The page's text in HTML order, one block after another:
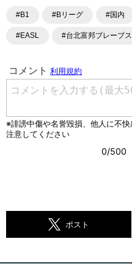
#B1 #Bリーグ #国内
#EASL #台北富邦ブレーブス
ポスト